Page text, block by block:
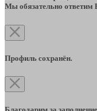
Мы обязательно
Профиль сохранён.